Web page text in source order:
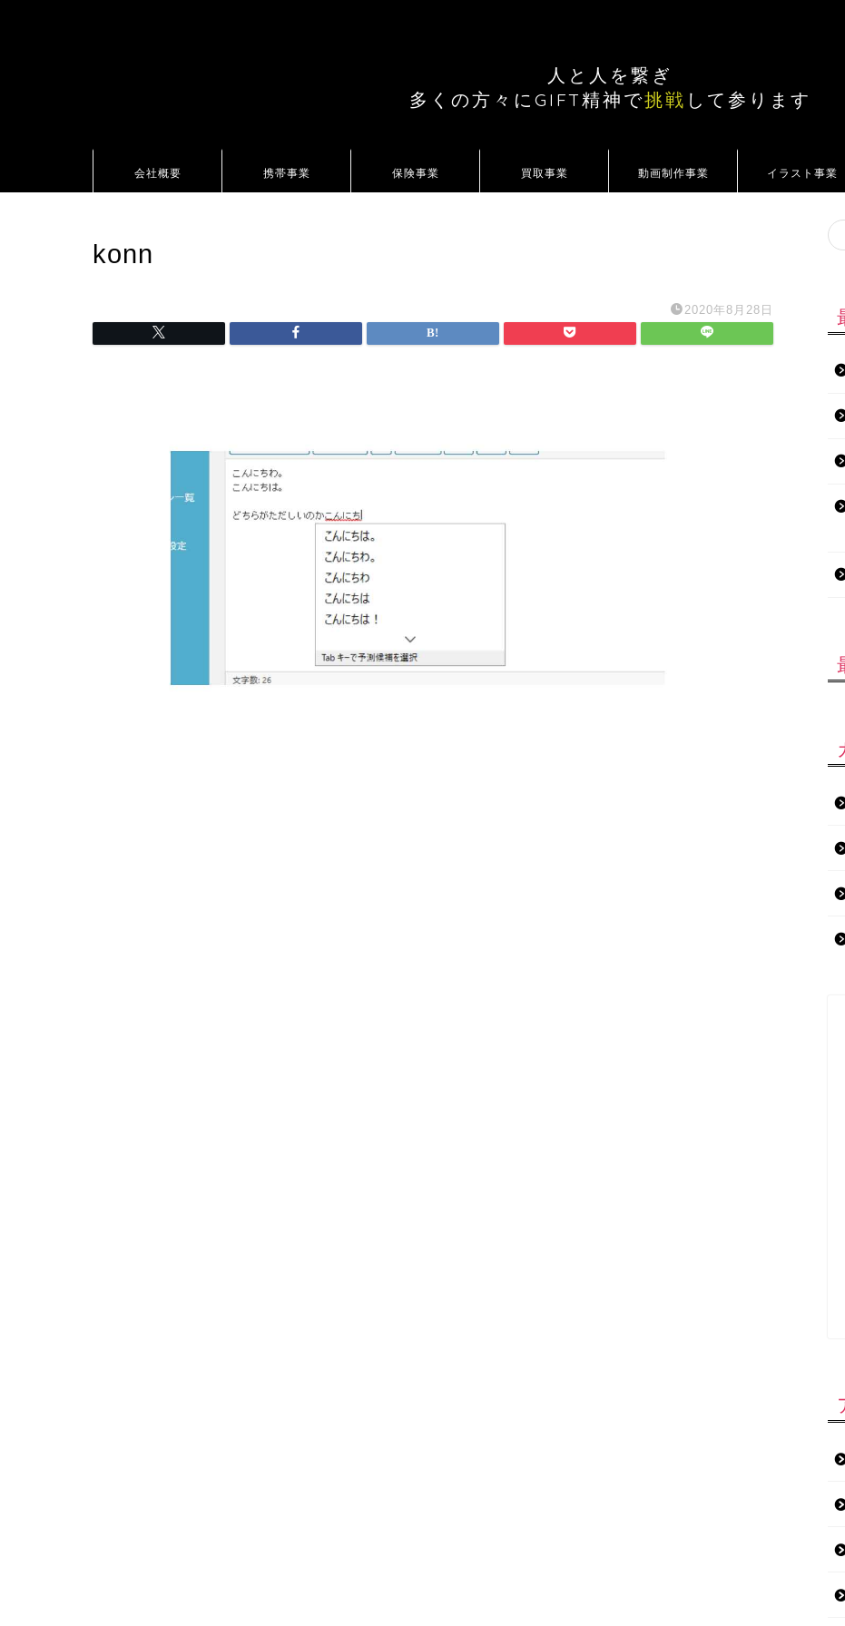
人と人を繋ぎ
多くの方々にGIFT精神で挑戦 して参ります
会社概要 携帯事業 保険事業 買取事業 動画制作事業 イラスト事業
konn
2020年8月28日